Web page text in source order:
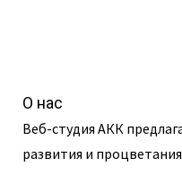
О нас
Веб-студия АКК
развития и